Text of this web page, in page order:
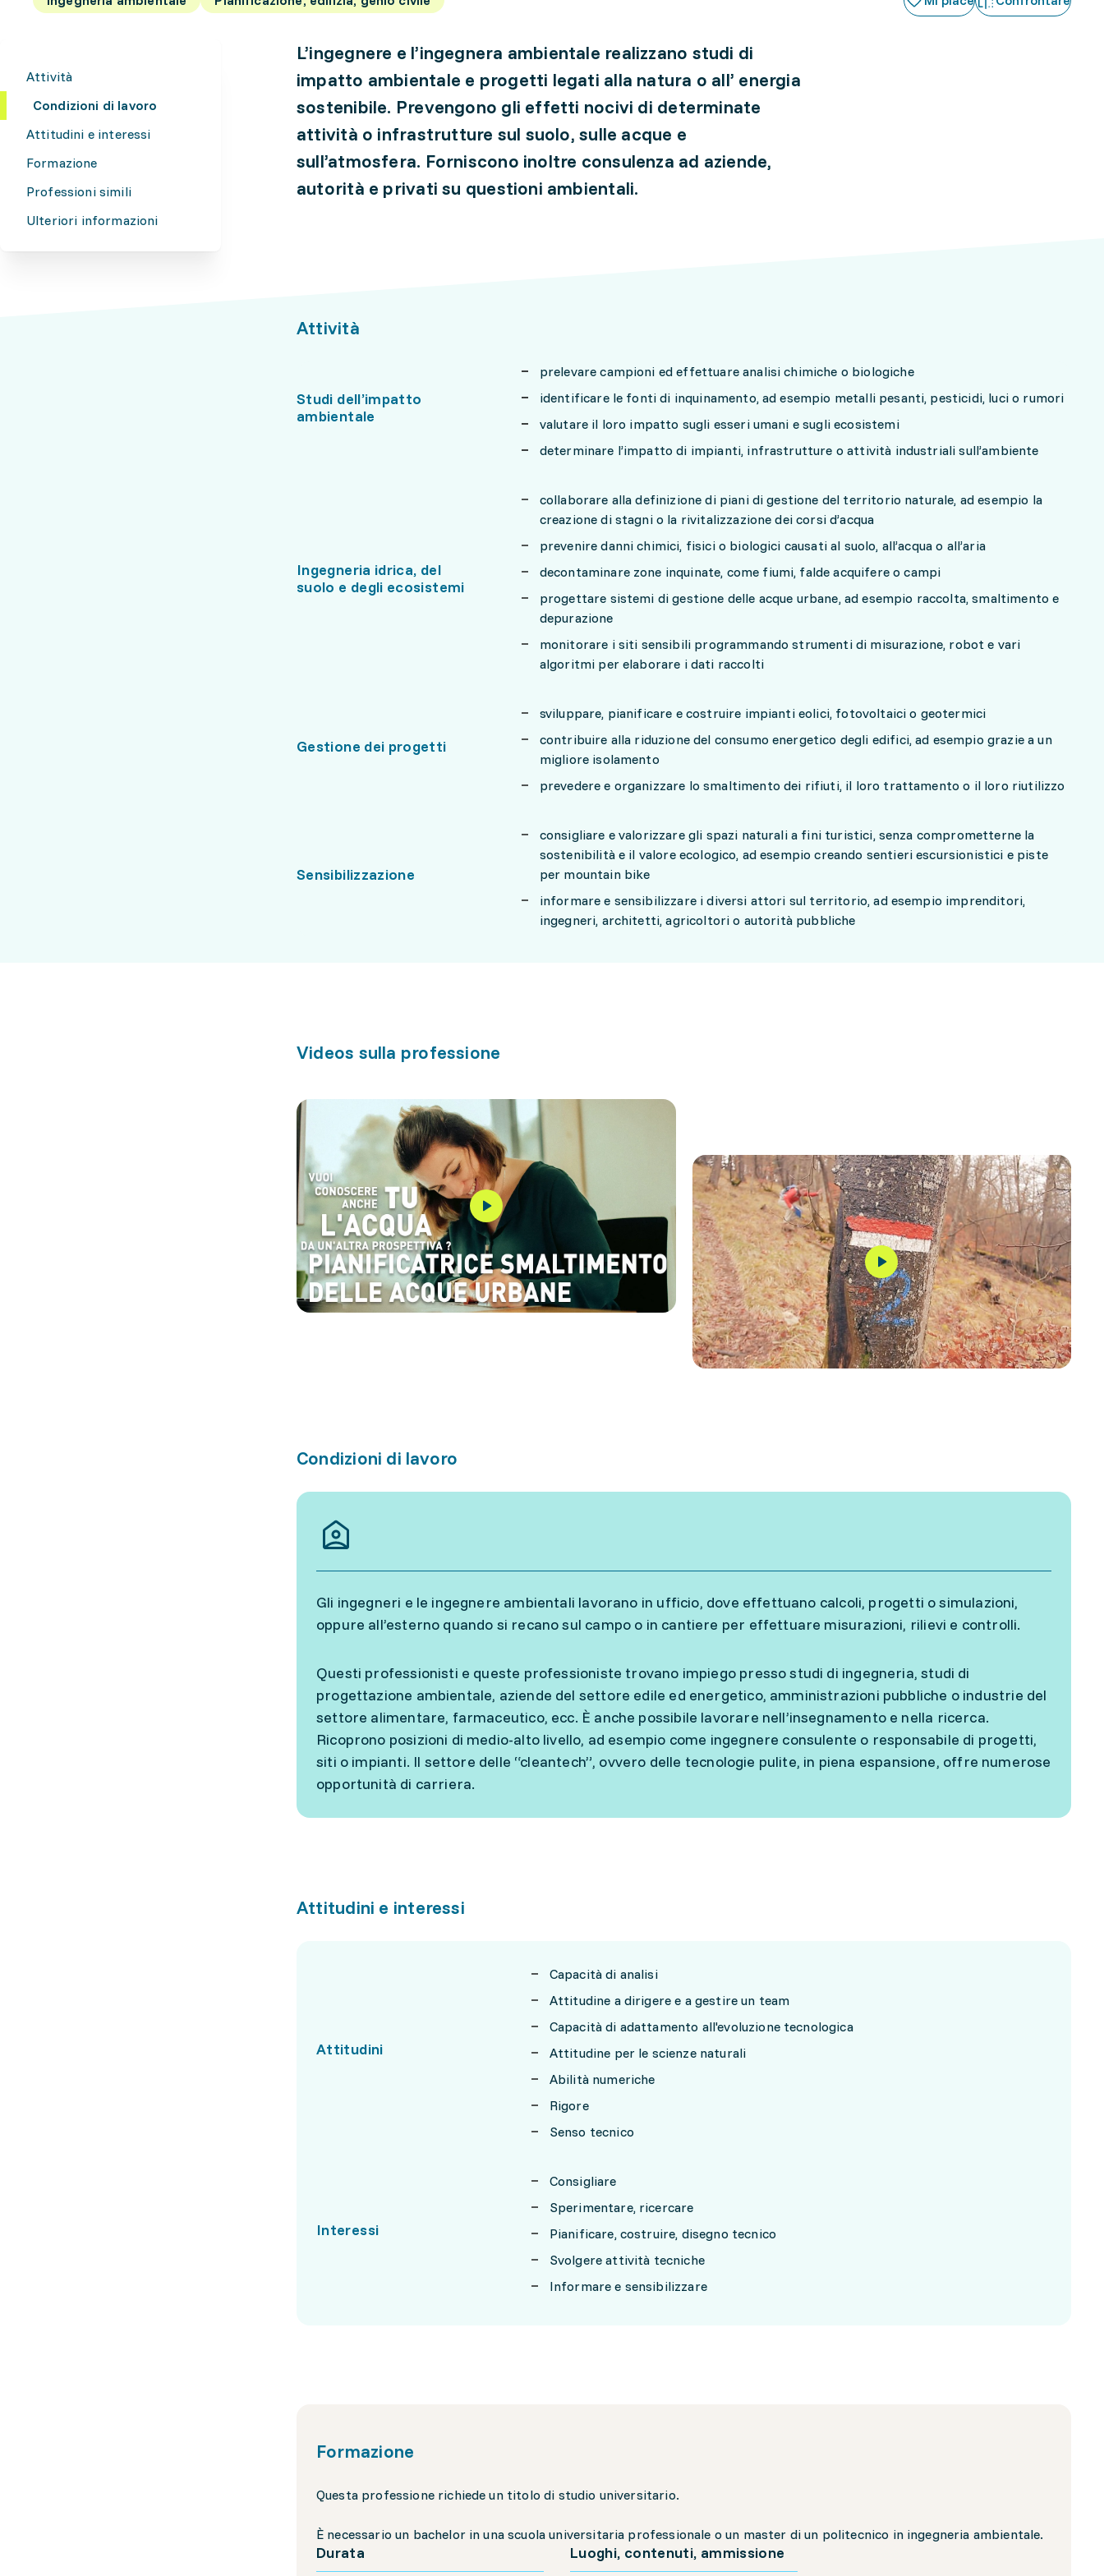
Attività
Condizioni di lavoro
Attitudini e interessi
Formazione
Professioni simili
Ulteriori informazioni
L’ingegnere e l’ingegnera ambientale realizzano studi di
impatto ambientale e progetti legati alla natura o all’ energia
sostenibile. Prevengono gli effetti nocivi di determinate
attività o infrastrutture sul suolo, sulle acque e
sull’atmosfera. Forniscono inoltre consulenza ad aziende,
autorità e privati su questioni ambientali.
Attività
Studi dell’impatto
ambientale
prelevare campioni ed effettuare analisi chimiche o biologiche
identificare le fonti di inquinamento, ad esempio metalli pesanti, pesticidi, luci o rumori
valutare il loro impatto sugli esseri umani e sugli ecosistemi
determinare l’impatto di impianti, infrastrutture o attività industriali sull’ambiente
Ingegneria idrica, del
suolo e degli ecosistemi
collaborare alla definizione di piani di gestione del territorio naturale, ad esempio la
creazione di stagni o la rivitalizzazione dei corsi d’acqua
prevenire danni chimici, fisici o biologici causati al suolo, all’acqua o all’aria
decontaminare zone inquinate, come fiumi, falde acquifere o campi
progettare sistemi di gestione delle acque urbane, ad esempio raccolta, smaltimento e
depurazione
monitorare i siti sensibili programmando strumenti di misurazione, robot e vari
algoritmi per elaborare i dati raccolti
Gestione dei progetti
sviluppare, pianificare e costruire impianti eolici, fotovoltaici o geotermici
contribuire alla riduzione del consumo energetico degli edifici, ad esempio grazie a un
migliore isolamento
prevedere e organizzare lo smaltimento dei rifiuti, il loro trattamento o il loro riutilizzo
Sensibilizzazione
consigliare e valorizzare gli spazi naturali a fini turistici, senza comprometterne la
sostenibilità e il valore ecologico, ad esempio creando sentieri escursionistici e piste
per mountain bike
informare e sensibilizzare i diversi attori sul territorio, ad esempio imprenditori,
ingegneri, architetti, agricoltori o autorità pubbliche
Videos sulla professione
Condizioni di lavoro
Gli ingegneri e le ingegnere ambientali lavorano in ufficio, dove effettuano calcoli, progetti o simulazioni,
oppure all’esterno quando si recano sul campo o in cantiere per effettuare misurazioni, rilievi e controlli.
Questi professionisti e queste professioniste trovano impiego presso studi di ingegneria, studi di
progettazione ambientale, aziende del settore edile ed energetico, amministrazioni pubbliche o industrie del
settore alimentare, farmaceutico, ecc. È anche possibile lavorare nell’insegnamento e nella ricerca.
Ricoprono posizioni di medio-alto livello, ad esempio come ingegnere consulente o responsabile di progetti,
siti o impianti. Il settore delle “cleantech”, ovvero delle tecnologie pulite, in piena espansione, offre numerose
opportunità di carriera.
Attitudini e interessi
Attitudini
Capacità di analisi
Attitudine a dirigere e a gestire un team
Capacità di adattamento all'evoluzione tecnologica
Attitudine per le scienze naturali
Abilità numeriche
Rigore
Senso tecnico
Interessi
Consigliare
Sperimentare, ricercare
Pianificare, costruire, disegno tecnico
Svolgere attività tecniche
Informare e sensibilizzare
Formazione
Questa professione richiede un titolo di studio universitario.
È necessario un bachelor in una scuola universitaria professionale o un master di un politecnico in ingegneria ambientale.
Durata Luoghi, contenuti, ammissione